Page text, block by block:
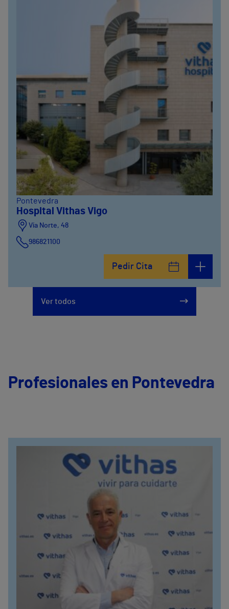
Pontevedra
Hospital Vithas Vigo
Vía Norte, 48
986821100
Pedir Cita
Ver todos
Profesionales en Pontevedra